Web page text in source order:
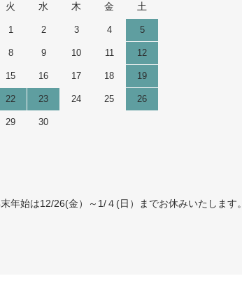
火 水 木 金 土
1 2 3 4 5
8 9 10 11 12
15 16 17 18 19
22 23 24 25 26
29 30
始は12/26(金）～1/４(日）までお休みいたします。